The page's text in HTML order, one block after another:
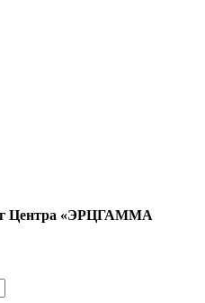
Центра «ЭРЦГАММА